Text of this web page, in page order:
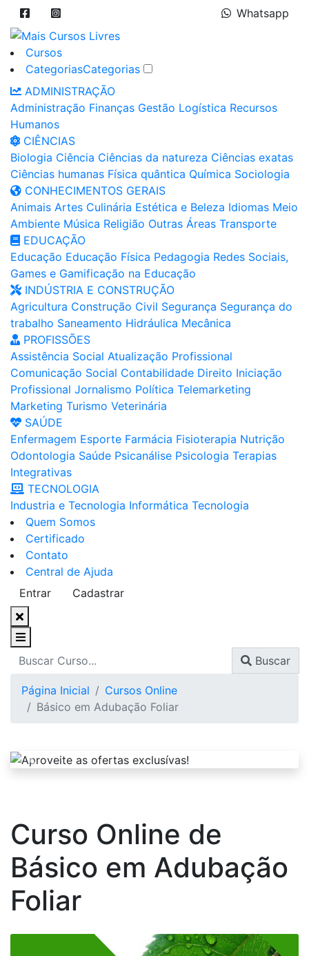
Whatsapp
Cursos
CategoriasCategorias
ADMINISTRAÇÃO
Administração Finanças Gestão Logística Recursos
Humanos
CIÊNCIAS
Biologia Ciência Ciências da natureza Ciências exatas
Ciências humanas Física quântica Química Sociologia
CONHECIMENTOS GERAIS
Animais Artes Culinária Estética e Beleza Idiomas Meio
Ambiente Música Religião Outras Áreas Transporte
EDUCAÇÃO
Educação Educação Física Pedagogia Redes Sociais,
Games e Gamificação na Educação
INDÚSTRIA E CONSTRUÇÃO
Agricultura Construção Civil Segurança Segurança do
trabalho Saneamento Hidráulica Mecânica
PROFISSÕES
Assistência Social Atualização Profissional
Comunicação Social Contabilidade Direito Iniciação
Profissional Jornalismo Política Telemarketing
Marketing Turismo Veterinária
SAÚDE
Enfermagem Esporte Farmácia Fisioterapia Nutrição
Odontologia Saúde Psicanálise Psicologia Terapias
Integrativas
TECNOLOGIA
Industria e Tecnologia Informática Tecnologia
Quem Somos
Certificado
Contato
Central de Ajuda
Entrar
Cadastrar
Buscar
Página Inicial
Cursos Online
Básico em Adubação Foliar
Curso Online de
Básico em Adubação
Foliar